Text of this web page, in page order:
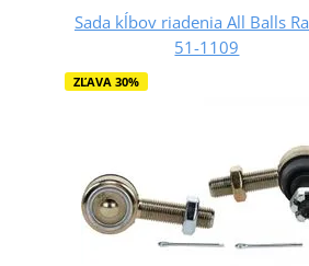
Sada kĺbov riadenia All Balls
51-1109
ZĽAVA 30%